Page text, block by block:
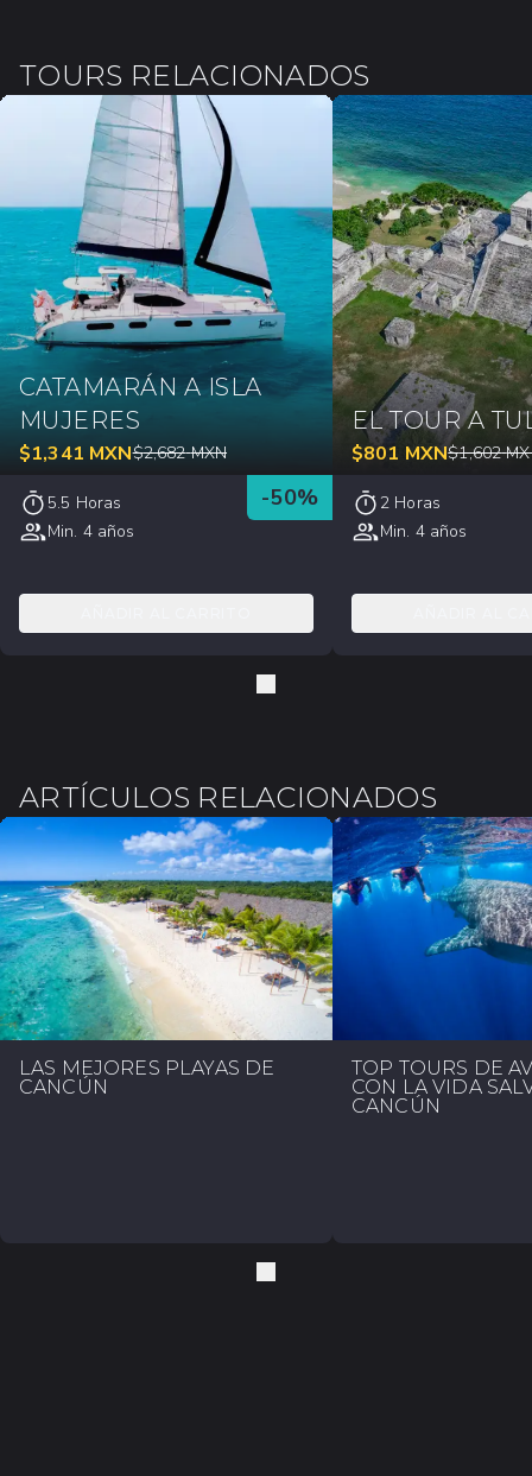
TOURS RELACIONADOS
CATAMARÁN A ISLA
MUJERES
$1,341 MXN$2,682 MXN
-50%
5.5 Horas
Min. 4 años
EL TOUR A
$801 MXN$1,602
2 Horas
Min. 4 años
ARTÍCULOS RELACIONADOS
LAS MEJORES PLAYAS DE
CANCÚN
TOP TOURS DE
CON LA VIDA
CANCÚN